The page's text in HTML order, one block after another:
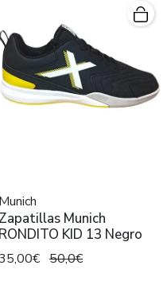
Munich
Zapatillas Munich
RONDITO KID 13 Negro
50,0€